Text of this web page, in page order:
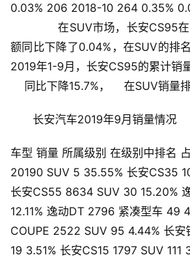
0.03% 206 2018-10 264 0.35%
在SUV市场，长安CS95在
额同比下降了0.04%，在SUV的排
2019年1-9月，长安CS95的累计销
同比下降15.7%，    在SUV销
长安汽车2019年9月销量情况
车型 销量 所属级别 在级别中排名
20190 SUV 5 35.55% 长安CS35
长安CS55 8634 SUV 30 15.20%
12.11% 逸动DT 2796 紧凑型车 49
COUPE 2522 SUV 95 4.44% 长安
19 3.51% 长安CS15 1797 SUV 111